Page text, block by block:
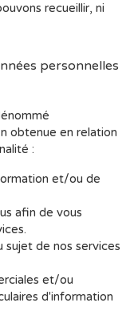
recueillir, ni
personnelles
obtenue en relation
:
et/ou de
afin de vous
sujet de nos services
et/ou
d'information